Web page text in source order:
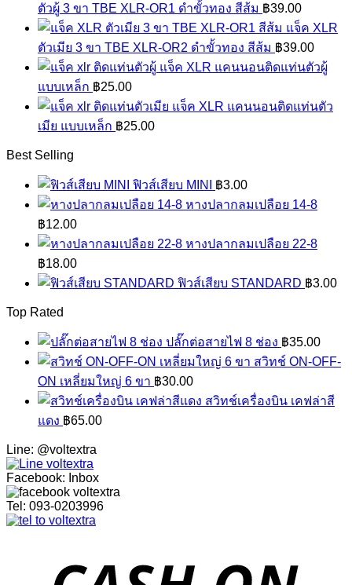
ตัวผู้ 3 ขา TBE XLR-OR1 ดำขั้วทอง สีส้ม ฿39.00
แจ็ค XLR
ตัวเมีย 3 ขา TBE XLR-OR2 ดำขั้วทอง สีส้ม ฿39.00
แจ็ค XLR แคนนอนติดแท่นตัวผู้
แบบเหล็ก ฿25.00
แจ็ค XLR แคนนอนติดแท่นตัว
เมีย แบบเหล็ก ฿25.00
Best Selling
ฟิวส์เสียบ MINI ฿3.00
หางปลากลมเปลือย 14-8
฿12.00
หางปลากลมเปลือย 22-8
฿18.00
ฟิวส์เสียบ STANDARD ฿3.00
Top Rated
ปลั๊กต่อสายไฟ 8 ช่อง ฿35.00
สวิทช์ ON-OFF-
ON เหลี่ยมใหญ่ 6 ขา ฿30.00
สวิทช์เครื่องบิน เคฟล่าสี
แดง ฿65.00
Line: @voltextra
Facebook: Inbox
Tel: 093-0203996